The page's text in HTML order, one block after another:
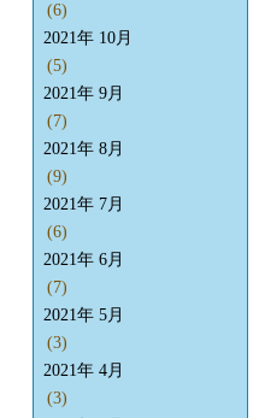
(6)
2021年 10月
(5)
2021年 9月
(7)
2021年 8月
(9)
2021年 7月
(6)
2021年 6月
(7)
2021年 5月
(3)
2021年 4月
(3)